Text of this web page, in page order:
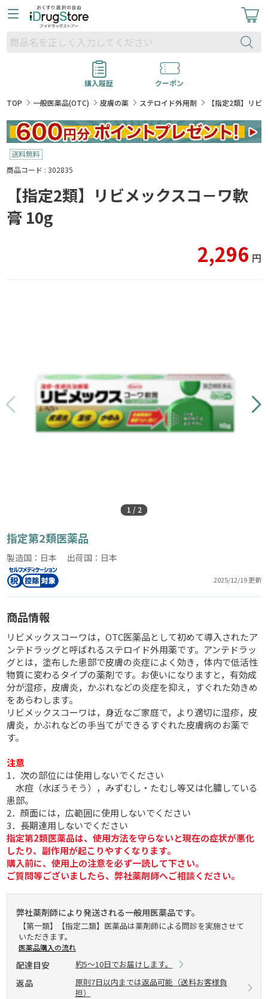
購入履歴
クーポン
TOP
一般医薬品(OTC) 皮膚の薬 ステロイド外用剤 【指定2類】リビ
商品コード : 302835
【指定2類】リビメックスコ－ワ軟
膏 10g
2,296 円
1 / 2
指定第2類医薬品
製造国：日本 出荷国：日本
2025/12/19 更新
商品情報
リビメックスコーワは，OTC医薬品として初めて導入されたア
ンテドラッグと呼ばれるステロイド外用薬です。アンテドラッ
グとは，塗布した患部で皮膚の炎症によく効き，体内で低活性
物質に変わるタイプの薬剤です。お使いになりますと，有効成
分が湿疹，皮膚炎，かぶれなどの炎症を抑え，すぐれた効きめ
をあらわします。
リビメックスコーワは，身近なご家庭で，より適切に湿疹，皮
膚炎，かぶれなどの手当てができるすぐれた皮膚病のお薬で
す。
注意
1．次の部位には使用しないでください
水痘（水ぼうそう），みずむし・たむし等又は化膿している
患部。
2．顔面には，広範囲に使用しないでください
3．長期連用しないでください
指定第2類医薬品は、使用方法を守らないと現在の症状が悪化
したり、副作用が起こりやすくなります。
購入前に、使用上の注意を必ず一読して下さい。
ご質問等ございましたら、弊社薬剤師へご相談ください。
弊社薬剤師により発送される一般用医薬品です。
【第一類】【指定二類】医薬品は薬剤師による問診を実施させて
いただきます。
医薬品購入の流れ
配達目安 約5～10日でお届けします。
返品
原則7日以内までは返品可能（送料お客様負
担）